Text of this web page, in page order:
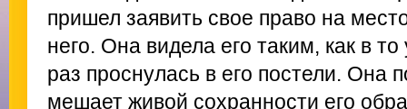
пришел заявить свое право на
него. Она видела его таким, как в
раз проснулась в его постели. Она
мешает живой сохранности его